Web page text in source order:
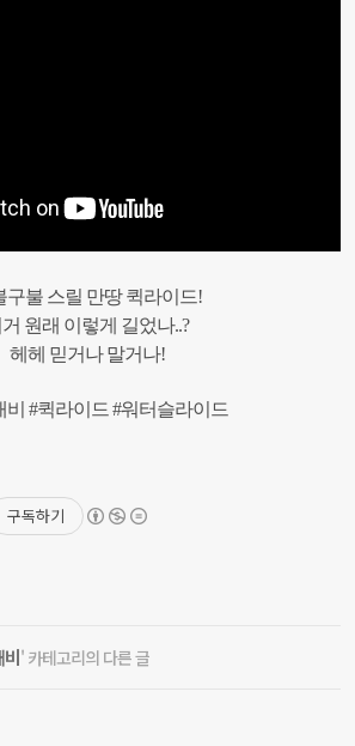
구불 스릴 만땅 퀵라이드!
원래 이렇게 길었나..?
헤헤 믿거나 말거나!
비 #퀵라이드 #워터슬라이드
구독하기
' 카테고리의 다른 글